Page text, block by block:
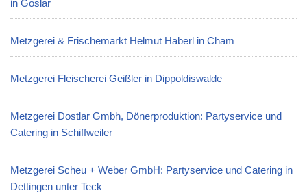
in Goslar
Metzgerei & Frischemarkt Helmut Haberl in Cham
Metzgerei Fleischerei Geißler in Dippoldiswalde
Metzgerei Dostlar Gmbh, Dönerproduktion: Partyservice und
Catering in Schiffweiler
Metzgerei Scheu + Weber GmbH: Partyservice und Catering in
Dettingen unter Teck